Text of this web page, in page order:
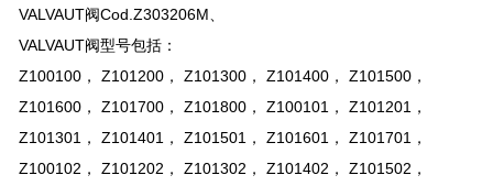
VALVAUT阀Cod.Z303206M、
VALVAUT阀型号包括：
Z100100， Z101200， Z101300， Z101400， Z101500，
Z101600， Z101700， Z101800， Z100101， Z101201，
Z101301， Z101401， Z101501， Z101601， Z101701，
Z100102， Z101202， Z101302， Z101402， Z101502，